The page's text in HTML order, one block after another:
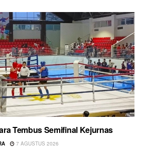
Tembus Semifinal Kejurnas
7 AGUSTUS 2026